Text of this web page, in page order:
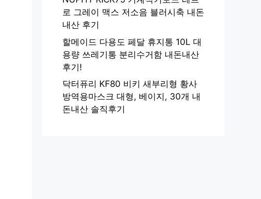
로 그레이 맥스 저소음 블러시축 내돈
내산 후기
할메이드 다용도 페달 휴지통 10L 대
용량 쓰레기통 분리수거함 내돈내산
후기!
닥터퓨리 KF80 비키 새부리형 황사
방역용마스크 대형, 베이지, 30개 내
돈내산 솔직후기